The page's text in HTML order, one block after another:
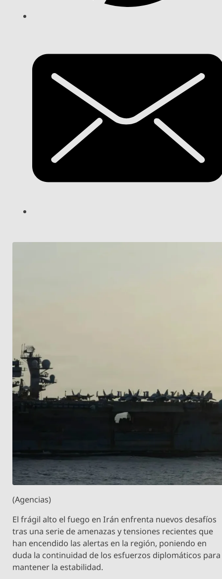
(Agencias)
El frágil alto el fuego en Irán enfrenta nuevos desafíos
tras una serie de amenazas y tensiones recientes que
han encendido las alertas en la región, poniendo en
duda la continuidad de los esfuerzos diplomáticos para
mantener la estabilidad.